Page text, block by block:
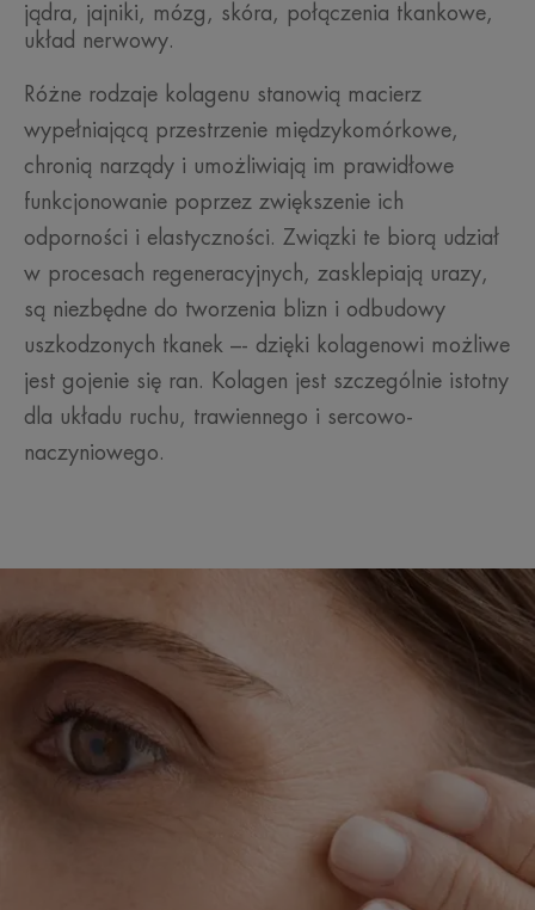
jądra, jajniki, mózg, skóra, połączenia tkankowe,
układ nerwowy.
Różne rodzaje kolagenu stanowią macierz
wypełniającą przestrzenie międzykomórkowe,
chronią narządy i umożliwiają im prawidłowe
funkcjonowanie poprzez zwiększenie ich
odporności i elastyczności. Związki te biorą udział
w procesach regeneracyjnych, zasklepiają urazy,
są niezbędne do tworzenia blizn i odbudowy
uszkodzonych tkanek –- dzięki kolagenowi możliwe
jest gojenie się ran. Kolagen jest szczególnie istotny
dla układu ruchu, trawiennego i sercowo-
naczyniowego.